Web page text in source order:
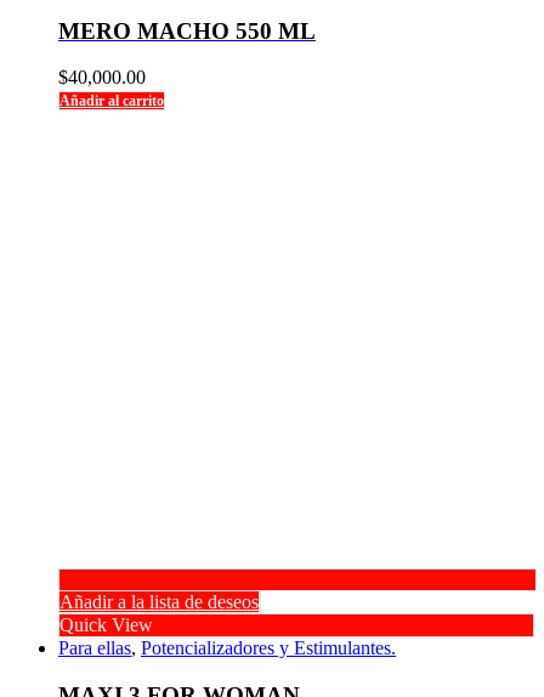
MERO MACHO 550 ML
$40,000.00
Añadir al carrito
Añadir a la lista de deseos
Quick View
Para ellas, Potencializadores y Estimulantes.